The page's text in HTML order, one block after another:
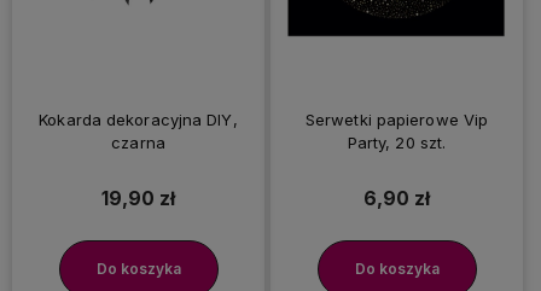
Kokarda dekoracyjna DIY,
czarna
19,90 zł
Do koszyka
Serwetki papierowe Vip
Party, 20 szt.
6,90 zł
Do koszyka